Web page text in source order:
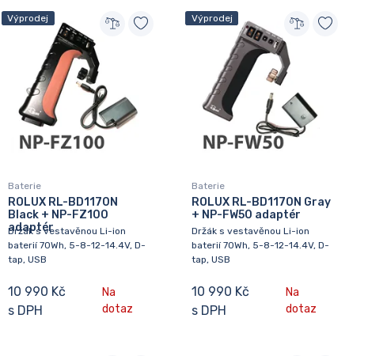
Výprodej
Baterie
ROLUX RL-BD1170N
Black + NP-FZ100
adaptér
Držák s vestavěnou Li-ion
baterií 70Wh, 5-8-12-14.4V, D-
tap, USB
10 990 Kč
s DPH
Na
dotaz
Výprodej
Baterie
ROLUX RL-BD1170N Gray
+ NP-FW50 adaptér
Držák s vestavěnou Li-ion
baterií 70Wh, 5-8-12-14.4V, D-
tap, USB
10 990 Kč
s DPH
Na
dotaz